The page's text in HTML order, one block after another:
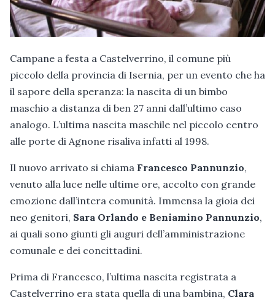
Campane a festa a Castelverrino, il comune più
piccolo della provincia di Isernia, per un evento che ha
il sapore della speranza: la nascita di un bimbo
maschio a distanza di ben 27 anni dall’ultimo caso
analogo. L’ultima nascita maschile nel piccolo centro
alle porte di Agnone risaliva infatti al 1998.
Il nuovo arrivato si chiama Francesco Pannunzio,
venuto alla luce nelle ultime ore, accolto con grande
emozione dall’intera comunità. Immensa la gioia dei
neo genitori, Sara Orlando e Beniamino Pannunzio,
ai quali sono giunti gli auguri dell’amministrazione
comunale e dei concittadini.
Prima di Francesco, l’ultima nascita registrata a
Castelverrino era stata quella di una bambina, Clara